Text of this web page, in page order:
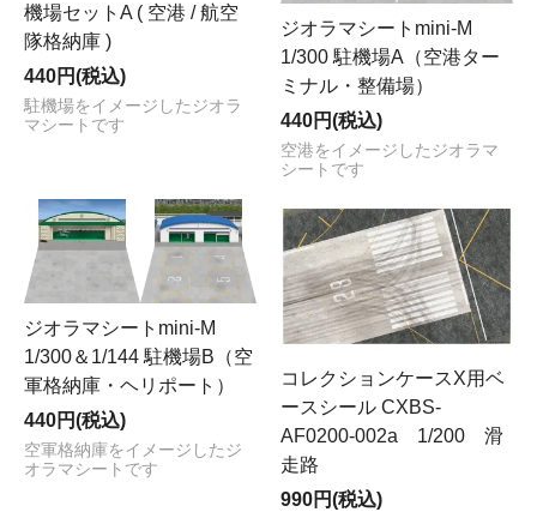
機場セットA ( 空港 / 航空
隊格納庫 )
440円(税込)
駐機場をイメージしたジオラ
マシートです
ジオラマシートmini-M
1/300 駐機場A（空港ター
ミナル・整備場）
440円(税込)
空港をイメージしたジオラマ
シートです
ジオラマシートmini-M
1/300＆1/144 駐機場B（空
軍格納庫・ヘリポート）
440円(税込)
空軍格納庫をイメージしたジ
オラマシートです
コレクションケースX用ベ
ースシール CXBS-
AF0200-002a 1/200 滑
走路
990円(税込)